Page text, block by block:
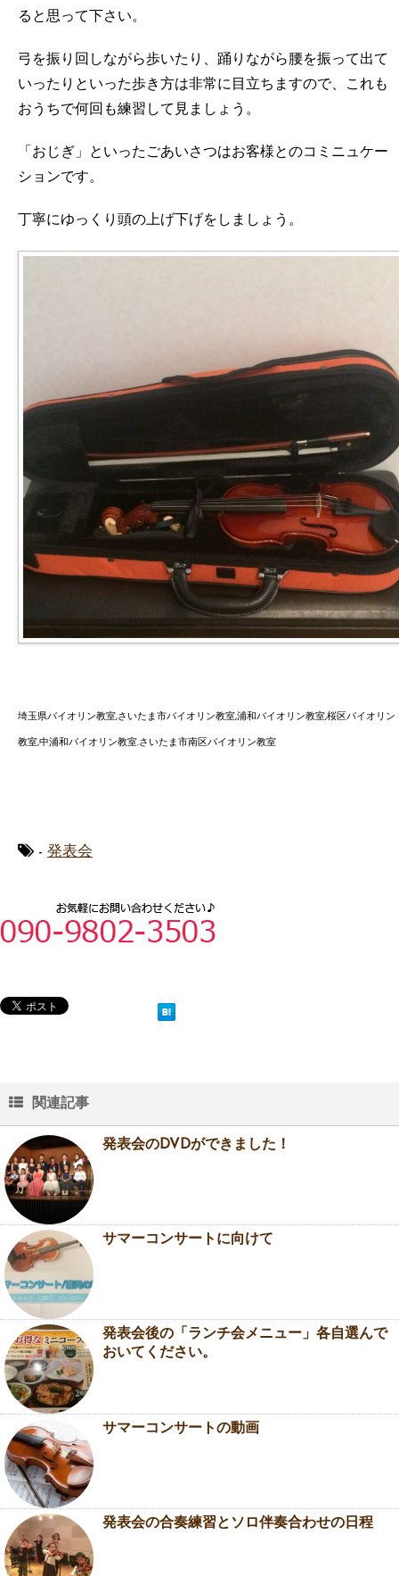
ると思って下さい。
弓を振り回しながら歩いたり、踊りながら腰を振って出て
いったりといった歩き方は非常に目立ちますので、これも
おうちで何回も練習して見ましょう。
「おじぎ」といったごあいさつはお客様とのコミニュケー
ションです。
丁寧にゆっくり頭の上げ下げをしましょう。
埼玉県バイオリン教室,さいたま市バイオリン教室,浦和バイオリン教室,桜区バイオリン
教室,中浦和バイオリン教室.さいたま市南区バイオリン教室
- 発表会
関連記事
発表会のDVDができました！
サマーコンサートに向けて
発表会後の「ランチ会メニュー」各自選んで
おいてください。
サマーコンサートの動画
発表会の合奏練習とソロ伴奏合わせの日程